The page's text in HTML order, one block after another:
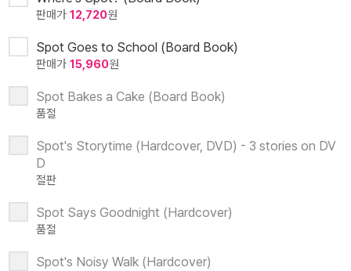
판매가 12,720원
Spot Goes to School (Board Book)
판매가 15,960원
Spot Bakes a Cake (Board Book)
품절
Spot's Storytime (Hardcover, DVD) - 3 stories on DV
D
절판
Spot Says Goodnight (Hardcover)
품절
Spot's Noisy Walk (Hardcover)